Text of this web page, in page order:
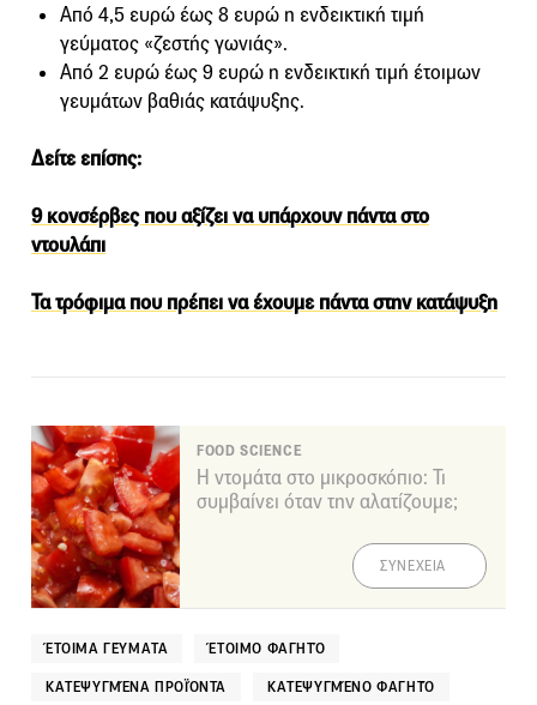
Από 4,5 ευρώ έως 8 ευρώ η ενδεικτική τιμή
γεύματος «ζεστής γωνιάς».
Από 2 ευρώ έως 9 ευρώ η ενδεικτική τιμή έτοιμων
γευμάτων βαθιάς κατάψυξης.
Δείτε επίσης:
9 κονσέρβες που αξίζει να υπάρχουν πάντα στο
ντουλάπι
Τα τρόφιμα που πρέπει να έχουμε πάντα στην κατάψυξη
FOOD SCIENCE
Η ντομάτα στο μικροσκόπιο: Τι
συμβαίνει όταν την αλατίζουμε;
ΣΥΝΕΧΕΙΑ
ΈΤΟΙΜΑ ΓΕΎΜΑΤΑ ΈΤΟΙΜΟ ΦΑΓΗΤΌ
ΚΑΤΕΨΥΓΜΈΝΑ ΠΡΟΪΌΝΤΑ ΚΑΤΕΨΥΓΜΈΝΟ ΦΑΓΗΤΌ